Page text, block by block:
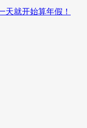
天就开始算年假！